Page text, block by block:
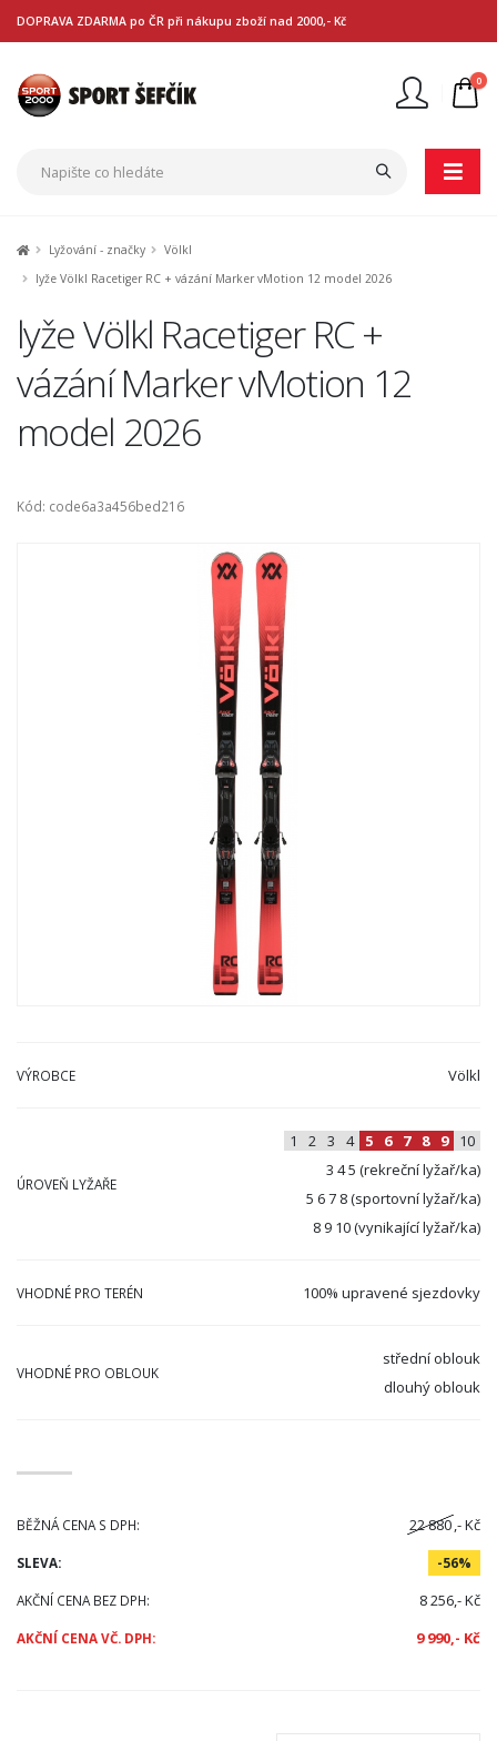
DOPRAVA ZDARMA po ČR při nákupu zboží nad 2000,- Kč
0
Lyžování - značky
Völkl
lyže Völkl Racetiger RC + vázání Marker vMotion 12 model 2026
lyže Völkl Racetiger RC +
vázání Marker vMotion 12
model 2026
Kód: code6a3a456bed216
VÝROBCE Völkl
ÚROVEŇ LYŽAŘE
1 2 3 4 5 6 7 8 9
10
3 4 5 (rekreční lyžař/ka)
5 6 7 8 (sportovní lyžař/ka)
8 9 10 (vynikající lyžař/ka)
VHODNÉ PRO TERÉN 100% upravené sjezdovky
VHODNÉ PRO OBLOUK
střední oblouk
dlouhý oblouk
BĚŽNÁ CENA S DPH: 22 880,- Kč
SLEVA: -56%
AKČNÍ CENA BEZ DPH: 8 256,- Kč
AKČNÍ CENA VČ. DPH: 9 990,- Kč